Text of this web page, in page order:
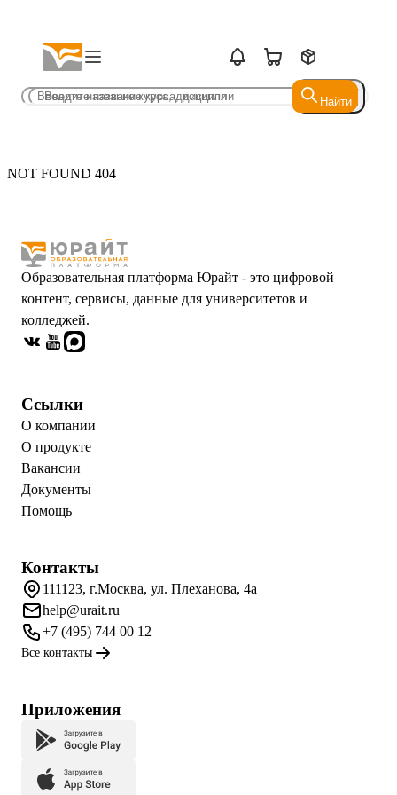
Найти
Найти
NOT FOUND 404
Образовательная платформа Юрайт - это цифровой
контент, сервисы, данные для университетов и
колледжей.
Ссылки
О компании
О продукте
Вакансии
Документы
Помощь
Контакты
111123, г.Москва, ул. Плеханова, 4а
help@urait.ru
+7 (495) 744 00 12
Все контакты
Приложения